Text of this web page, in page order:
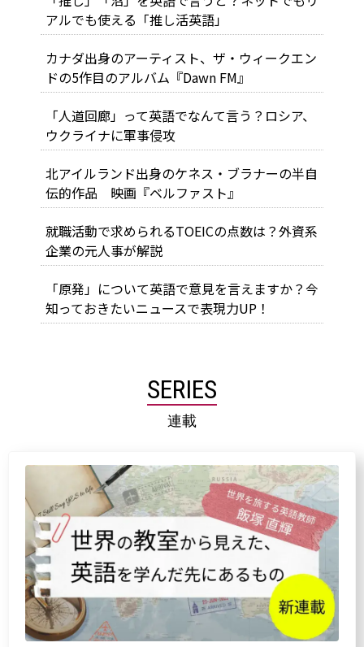
アルでも使える「推し活英語」
カナダ出身のアーティスト、ザ・ウィークエン
ドの5作目のアルバム『Dawn FM』
「人道回廊」って英語でなんて言う？ロシア、
ウクライナに軍事侵攻
北アイルランド出身のケネス・ブラナーの半自
伝的作品 映画『ベルファスト』
就職活動で求められるTOEICの点数は？外資系
企業の元人事が解説
「原発」について英語で意見を言えますか？今
知っておきたいニュースで表現力UP！
SERIES
連載